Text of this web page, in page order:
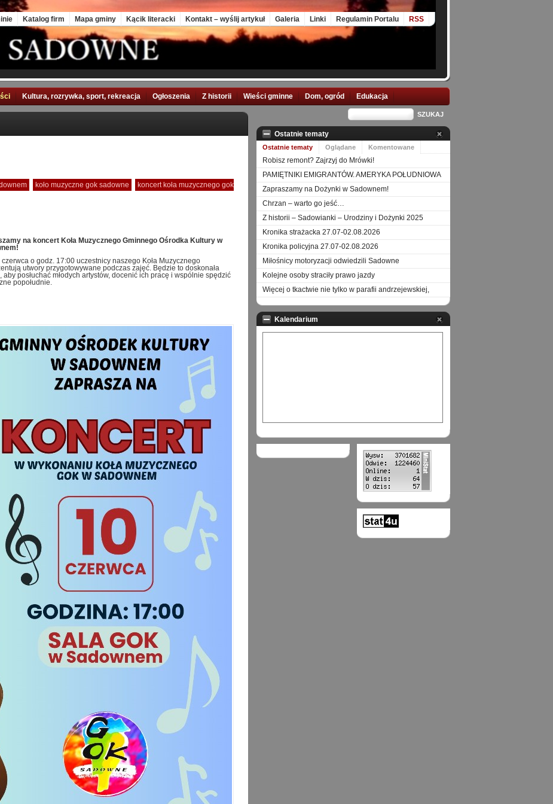
Katalog firm Mapa gminy Kącik literacki Kontakt – wyślij artykuł Galeria Linki Regulamin Portalu RSS
Kultura, rozrywka, sport, rekreacja Ogłoszenia Z historii Wieści gminne Dom, ogród Edukacja
koło muzyczne gok sadowne
koncert koła muzycznego gok
na koncert Koła Muzycznego Gminnego Ośrodka Kultury w
czerwca o godz. 17:00 uczestnicy naszego Koła Muzycznego
utwory przygotowywane podczas zajęć. Będzie to doskonała
aby posłuchać młodych artystów, docenić ich pracę i wspólnie spędzić
popołudnie.
Ostatnie tematy
Ostatnie tematy Oglądane Komentowane
Robisz remont? Zajrzyj do Mrówki!
PAMIĘTNIKI EMIGRANTÓW. AMERYKA POŁUDNIOWA
Zapraszamy na Dożynki w Sadownem!
Chrzan – warto go jeść…
Z historii – Sadowianki – Urodziny i Dożynki 2025
Kronika strażacka 27.07-02.08.2026
Kronika policyjna 27.07-02.08.2026
Miłośnicy motoryzacji odwiedzili Sadowne
Kolejne osoby straciły prawo jazdy
Więcej o tkactwie nie tylko w parafii andrzejewskiej,
Kalendarium